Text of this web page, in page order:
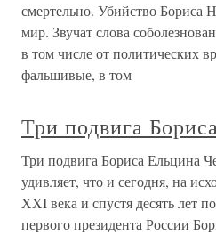
смертельно. Убийство Бориса
мир. Звучат слова
в том числе от политических
фальшивые, в том
Три подвига
Три подвига Бориса Ельцина
удивляет, что и сегодня, на
XXI века и спустя десять лет
первого президента России